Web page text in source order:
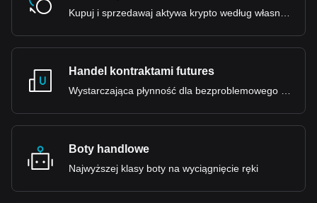
Handel kontraktami futures
Boty handlowe
Najwyższej klasy boty na wyciągnięcie ręki